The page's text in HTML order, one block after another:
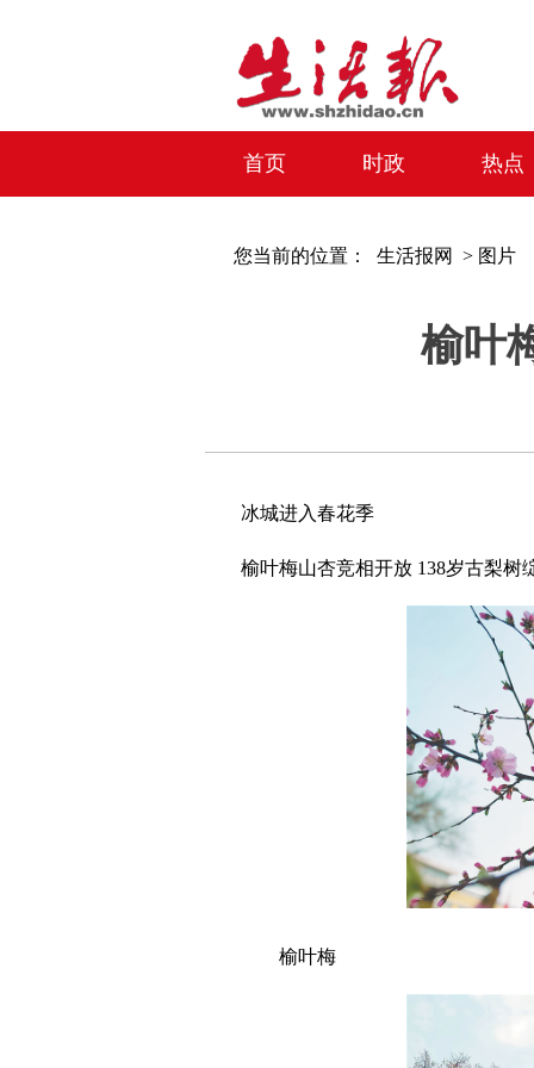
首页 时政 热点
您当前的位置： 生活报网 > 图片
榆叶
冰城进入春花季
榆叶梅山杏竞相开放 138岁古梨树
榆叶梅